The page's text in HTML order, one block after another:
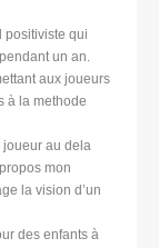
positiviste qui
un an.
aux joueurs
à la methode
joueur au dela
mon
la vision d’un
des enfants à